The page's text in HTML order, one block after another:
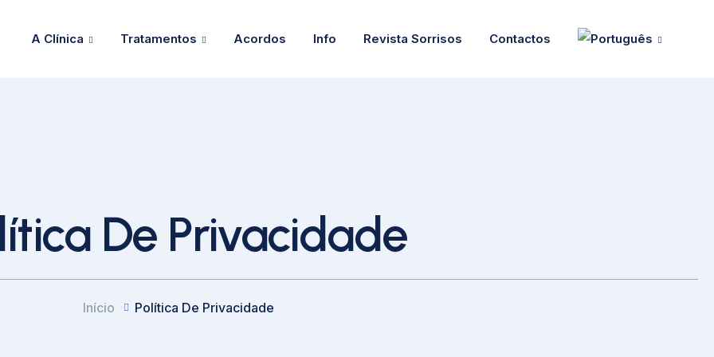
A Clínica Tratamentos Acordos Info Revista Sorrisos Contactos
De Privacidade
Início Política De Privacidade